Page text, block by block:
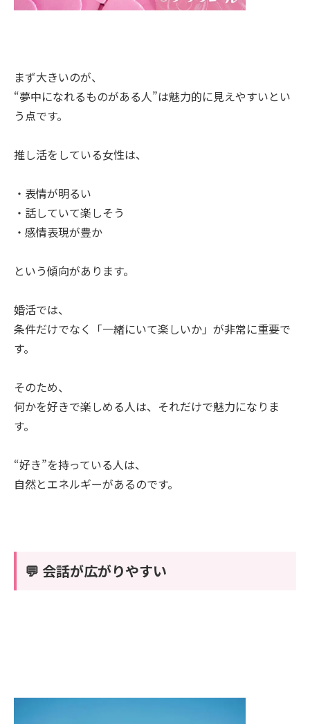
まず大きいのが、
“夢中になれるものがある人”は魅力的に見えやすいとい
う点です。
推し活をしている女性は、
・表情が明るい
・話していて楽しそう
・感情表現が豊か
という傾向があります。
婚活では、
条件だけでなく「一緒にいて楽しいか」が非常に重要で
す。
そのため、
何かを好きで楽しめる人は、それだけで魅力になりま
す。
“好き”を持っている人は、
自然とエネルギーがあるのです。
💬 会話が広がりやすい